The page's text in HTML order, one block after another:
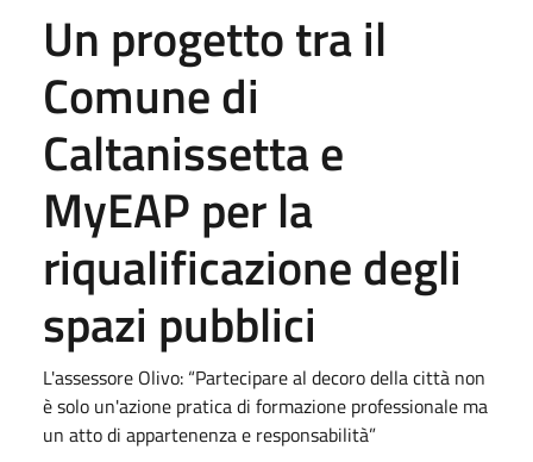
Un progetto tra il
Comune di
Caltanissetta e
MyEAP per la
riqualificazione degli
spazi pubblici
L'assessore Olivo: “Partecipare al decoro della città non
è solo un'azione pratica di formazione professionale ma
un atto di appartenenza e responsabilità”